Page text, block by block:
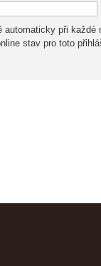
automaticky při každé
stav pro toto